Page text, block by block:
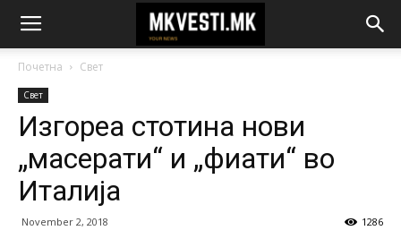
Почетна Свет
Свет
Изгореа стотина нови
„масерати“ и „фиати“ во
Италија
November 2, 2018 1286